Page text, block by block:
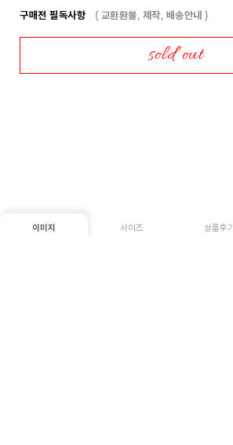
구매전 필독사항 ( 교환환불, 제작, 배송안내 )
sold out
이미지 사이즈 상품후기